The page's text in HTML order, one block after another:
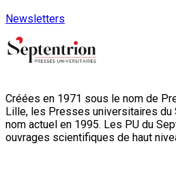
Newsletters
Créées en 1971 sous le nom de
Lille, les Presses universitaires du
nom actuel en 1995. Les PU du
ouvrages scientifiques de haut